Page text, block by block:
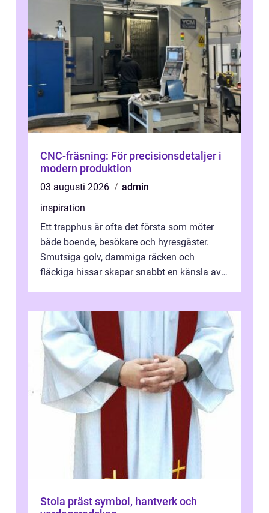
CNC-fräsning: För precisionsdetaljer i
modern produktion
03 augusti 2026
admin
inspiration
Ett trapphus är ofta det första som möter
både boende, besökare och hyresgäster.
Smutsiga golv, dammiga räcken och
fläckiga hissar skapar snabbt en känsla av
Stola präst symbol, hantverk och